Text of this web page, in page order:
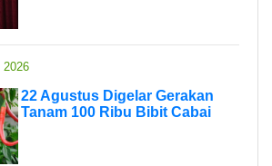
2026
22 Agustus Digelar Gerakan
Tanam 100 Ribu Bibit Cabai